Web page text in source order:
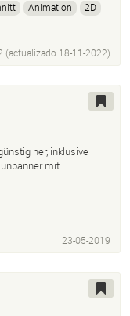
Animation
2D
Post
(actualizado 18-11-2022)
her, inklusive
mit
23-05-2019